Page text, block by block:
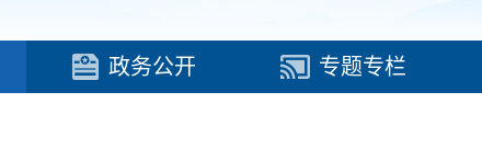
政务公开 专题专栏